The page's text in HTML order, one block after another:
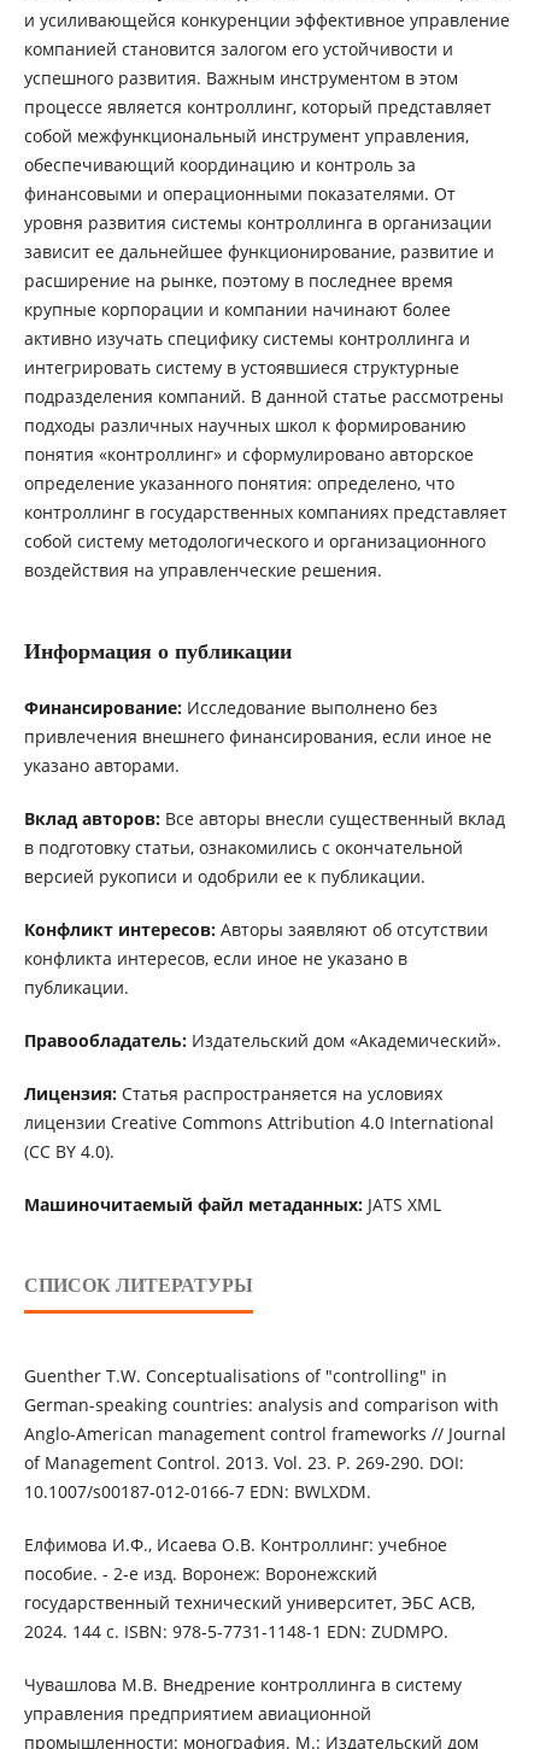
и усиливающейся конкуренции эффективное управление
компанией становится залогом его устойчивости и
успешного развития. Важным инструментом в этом
процессе является контроллинг, который представляет
собой межфункциональный инструмент управления,
обеспечивающий координацию и контроль за
финансовыми и операционными показателями. От
уровня развития системы контроллинга в организации
зависит ее дальнейшее функционирование, развитие и
расширение на рынке, поэтому в последнее время
крупные корпорации и компании начинают более
активно изучать специфику системы контроллинга и
интегрировать систему в устоявшиеся структурные
подразделения компаний. В данной статье рассмотрены
подходы различных научных школ к формированию
понятия «контроллинг» и сформулировано авторское
определение указанного понятия: определено, что
контроллинг в государственных компаниях представляет
собой систему методологического и организационного
воздействия на управленческие решения.
Информация о публикации
Финансирование:Исследование выполнено без
привлечения внешнего финансирования, если иное не
указано авторами.
Вклад авторов:Все авторы внесли существенный вклад
в подготовку статьи, ознакомились с окончательной
версией рукописи и одобрили ее к публикации.
Конфликт интересов:Авторы заявляют об отсутствии
конфликта интересов, если иное не указано в
публикации.
Правообладатель:Издательский дом «Академический».
Лицензия:Статья распространяется на условиях
лицензии Creative Commons Attribution 4.0 International
(CC BY 4.0).
Машиночитаемый файл метаданных:JATS XML
СПИСОК ЛИТЕРАТУРЫ
Guenther T.W. Conceptualisations of "controlling" in
German-speaking countries: analysis and comparison with
Anglo-American management control frameworks // Journal
of Management Control. 2013. Vol. 23. P. 269-290. DOI:
10.1007/s00187-012-0166-7 EDN: BWLXDM.
Елфимова И.Ф., Исаева О.В. Контроллинг: учебное
пособие. - 2-е изд. Воронеж: Воронежский
государственный технический университет, ЭБС АСВ,
2024. 144 с. ISBN: 978-5-7731-1148-1 EDN: ZUDMPO.
Чувашлова М.В. Внедрение контроллинга в систему
управления предприятием авиационной
промышленности: монография. М.: Издательский дом